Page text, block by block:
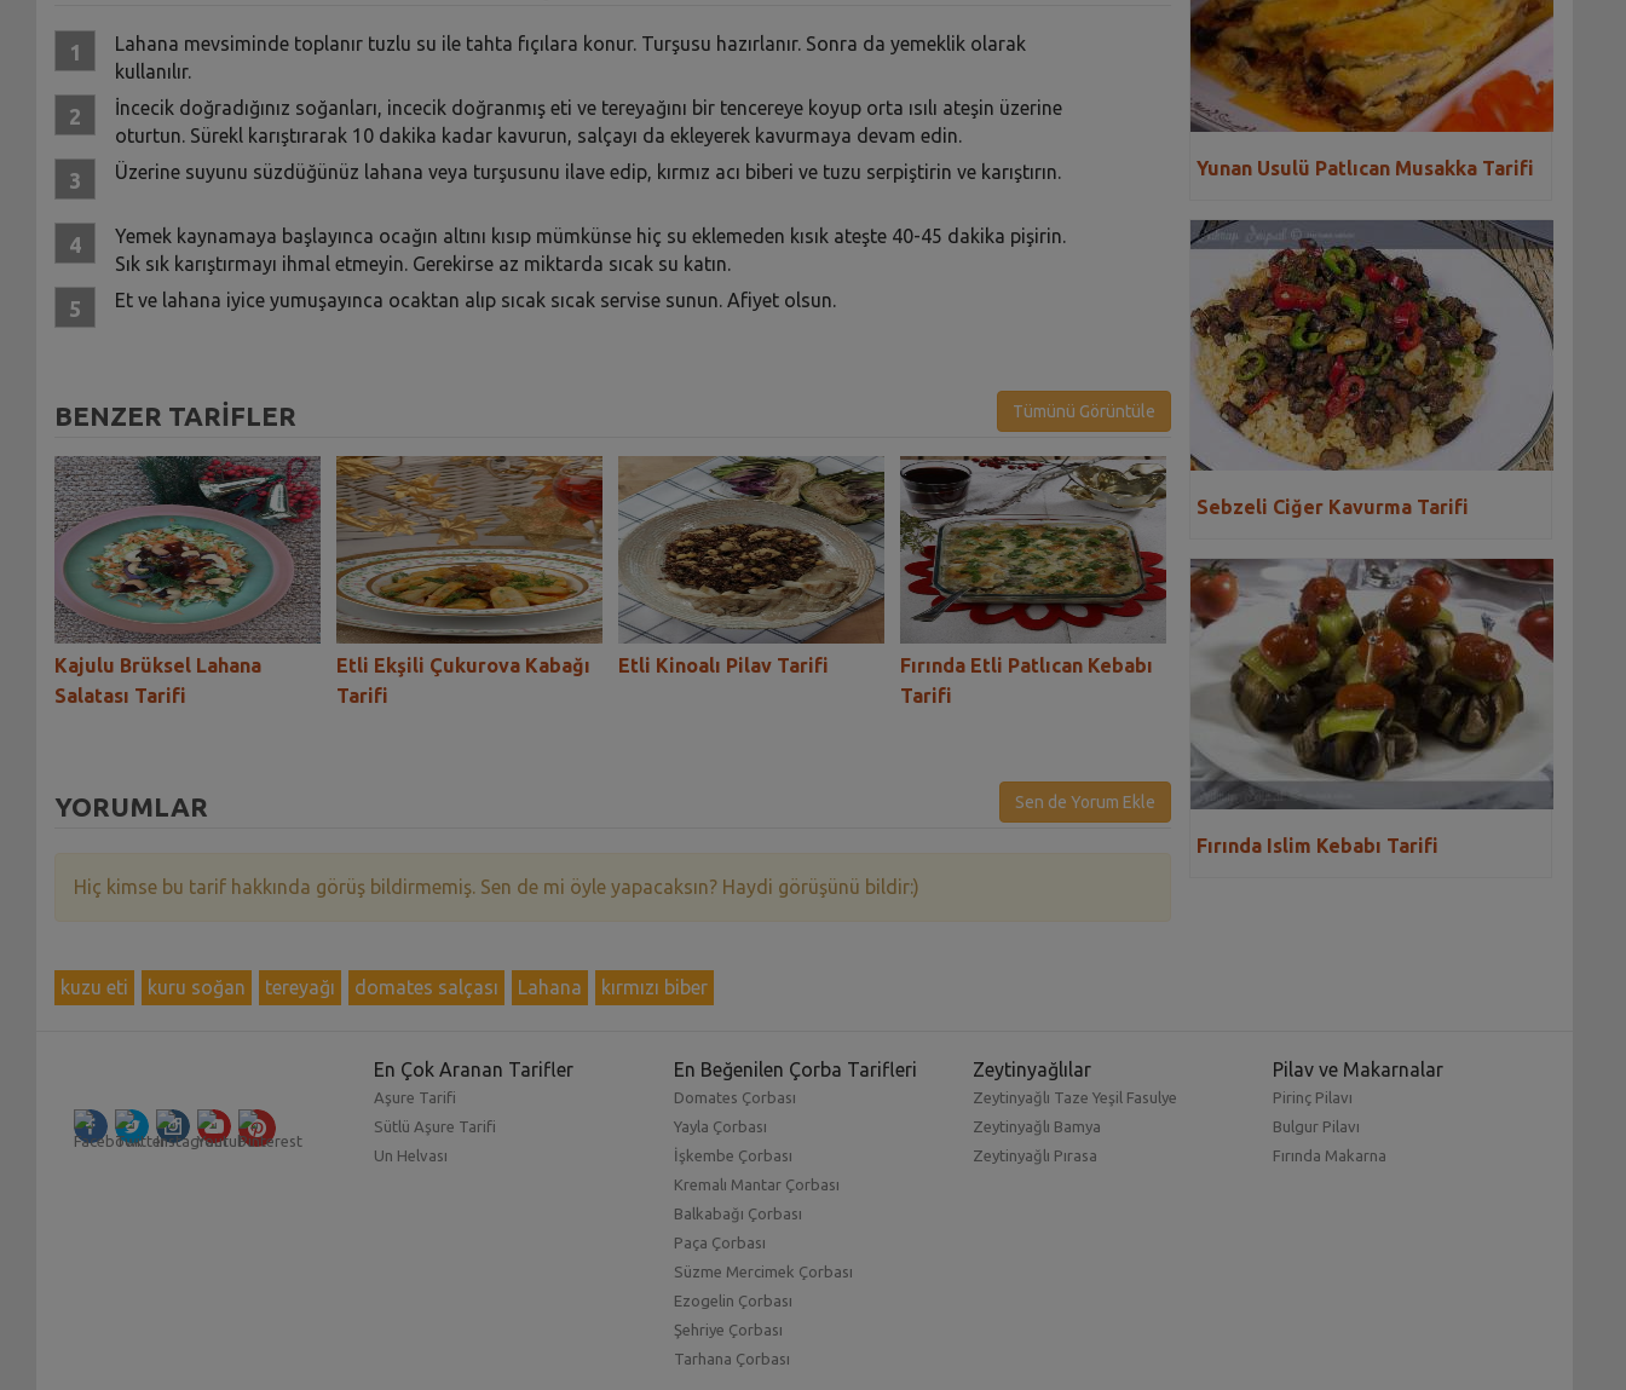
Lahana mevsiminde toplanır tuzlu su ile tahta fıçılara konur. Turşusu hazırlanır. Sonra da yemeklik olarak
kullanılır.
İncecik doğradığınız soğanları, incecik doğranmış eti ve tereyağını bir tencereye koyup orta ısılı ateşin üzerine
oturtun. Sürekl karıştırarak 10 dakika kadar kavurun, salçayı da ekleyerek kavurmaya devam edin.
Üzerine suyunu süzdüğünüz lahana veya turşusunu ilave edip, kırmız acı biberi ve tuzu serpiştirin ve karıştırın.
Yemek kaynamaya başlayınca ocağın altını kısıp mümkünse hiç su eklemeden kısık ateşte 40-45 dakika pişirin.
Sık sık karıştırmayı ihmal etmeyin. Gerekirse az miktarda sıcak su katın.
Et ve lahana iyice yumuşayınca ocaktan alıp sıcak sıcak servise sunun. Afiyet olsun.
BENZER TARİFLER Tümünü Görüntüle
Kajulu Brüksel Lahana
Salatası Tarifi
Etli Ekşili Çukurova Kabağı
Tarifi
Etli Kinoalı Pilav Tarifi
Fırında Etli Patlıcan Kebabı
Tarifi
Acılı Kırmızı Lahana Turşusu
Tarifi
Bizim Evin Etli
Sarması Tarifi
YORUMLAR Sen de Yorum Ekle
Hiç kimse bu tarif hakkında görüş bildirmemiş. Sen de mi öyle yapacaksın? Haydi görüşünü bildir:)
kuzu eti kuru soğan tereyağı domates salçası Lahana kırmızı biber
Yunan Usulü Patlıcan Musakka Tarifi
Sebzeli Ciğer Kavurma Tarifi
Fırında Islim Kebabı Tarifi
En Çok Aranan Tarifler
Aşure Tarifi
Sütlü Aşure Tarifi
Un Helvası
En Beğenilen Çorba Tarifleri
Domates Çorbası
Yayla Çorbası
İşkembe Çorbası
Kremalı Mantar Çorbası
Balkabağı Çorbası
Paça Çorbası
Süzme Mercimek Çorbası
Ezogelin Çorbası
Şehriye Çorbası
Tarhana Çorbası
Zeytinyağlılar
Zeytinyağlı Taze Yeşil Fasulye
Zeytinyağlı Bamya
Zeytinyağlı Pırasa
Pilav ve Makarnalar
Pirinç Pilavı
Bulgur Pilavı
Fırında Makarna